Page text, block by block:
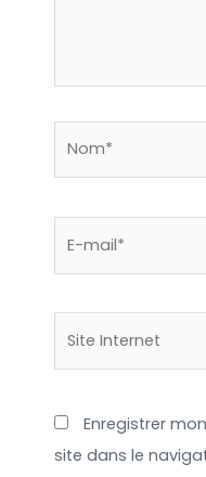
Enregistrer
site dans le